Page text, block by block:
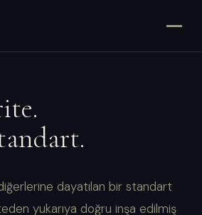
dayatılan bir standart
yukarıya doğru inşa edilmiş